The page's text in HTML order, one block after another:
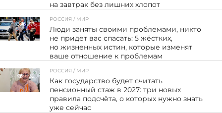
на завтрак без лишних хлопот
53
РОССИЯ / МИР
Люди заняты своими проблемами, никто
не придёт вас спасать: 5 жёстких,
но жизненных истин, которые изменят
ваше отношение к проблемам
132
РОССИЯ / МИР
Как государство будет считать
пенсионный стаж в 2027: три новых
правила подсчёта, о которых нужно знать
уже сейчас